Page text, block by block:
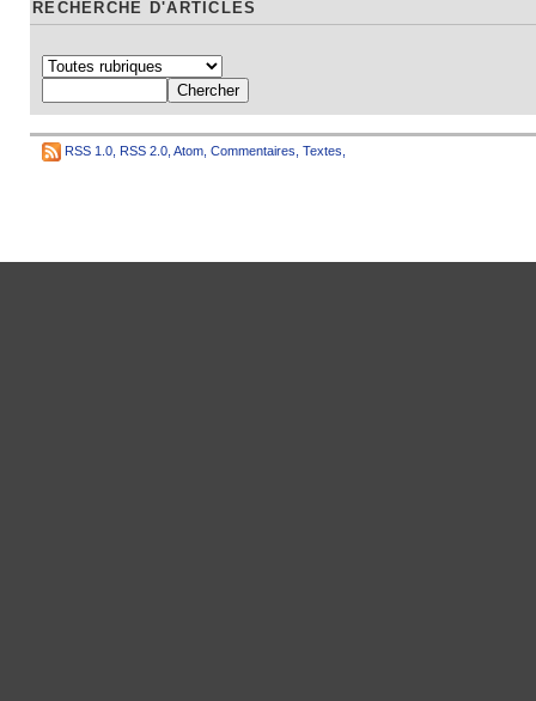
RECHERCHE D'ARTICLES
RSS 1.0 RSS 2.0 Atom Commentaires Textes